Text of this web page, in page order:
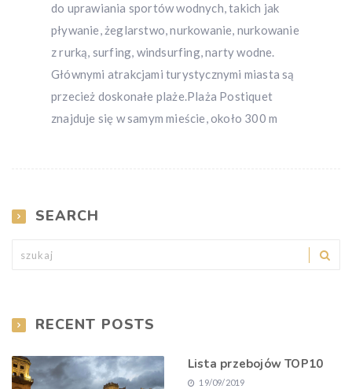
do uprawiania sportów wodnych, takich jak
pływanie, żeglarstwo, nurkowanie, nurkowanie
z rurką, surfing, windsurfing, narty wodne.
Głównymi atrakcjami turystycznymi miasta są
przecież doskonałe plaże.Plaża Postiquet
znajduje się w samym mieście, około 300 m
SEARCH
RECENT POSTS
Lista przebojów TOP10
19/09/2019